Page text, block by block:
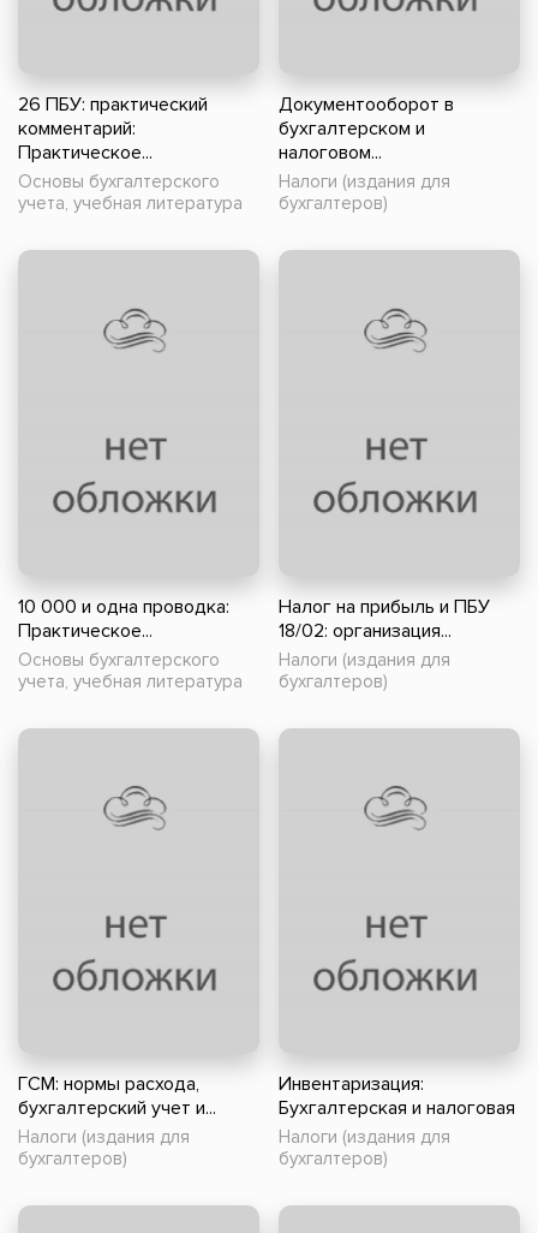
26 ПБУ: практический
комментарий:
Практическое...
Основы бухгалтерского
учета, учебная литература
Документооборот в
бухгалтерском и
налоговом...
Налоги (издания для
бухгалтеров)
10 000 и одна проводка:
Практическое...
Основы бухгалтерского
учета, учебная литература
Налог на прибыль и ПБУ
18/02: организация...
Налоги (издания для
бухгалтеров)
ГСМ: нормы расхода,
бухгалтерский учет и...
Налоги (издания для
бухгалтеров)
Инвентаризация:
Бухгалтерская и налоговая
Налоги (издания для
бухгалтеров)